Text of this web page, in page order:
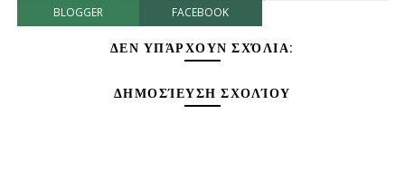
BLOGGER FACEBOOK
ΔΕΝ ΥΠΆΡΧΟΥΝ ΣΧΌΛΙΑ:
ΔΗΜΟΣΊΕΥΣΗ ΣΧΟΛΊΟΥ